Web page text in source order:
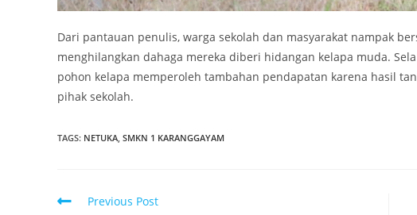
Dari pantauan penulis, warga sekolah dan masyarakat nampak
menghilangkan dahaga mereka diberi hidangan kelapa muda.
pohon kelapa memperoleh tambahan pendapatan karena hasil
pihak sekolah.
TAGS: NETUKA, SMKN 1 KARANGGAYAM
Read
Previous Post